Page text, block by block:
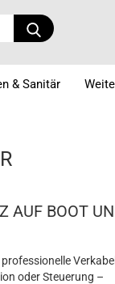
Suche...
& Sanitär
AUF BOOT
oder Steuerung –